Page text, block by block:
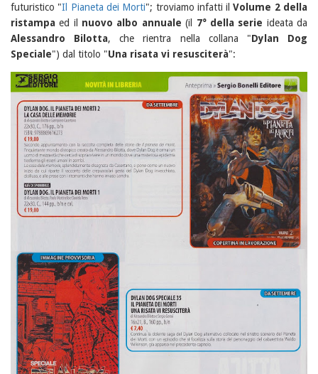
futuristico "Il Pianeta dei Morti"; troviamo infatti ilVolume 2 della
ristampa ed il nuovo albo annuale (il 7° della serie ideata da
Alessandro Bilotta, che rientra nella collana "Dylan Dog
Speciale") dal titolo "Una risata vi resusciterà":